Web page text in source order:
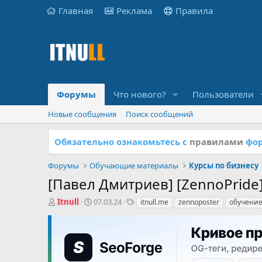
Главная Реклама Правила
Форумы Что нового? Пользователи
Новые сообщения Поиск сообщений
Обязательно ознакомьтесь с правилами
Форумы Обучающие материалы Курсы по бизнесу
[Павел Дмитриев]
А
Itnull
Д
07.03.24
Тitnull.me zennoposter обучение